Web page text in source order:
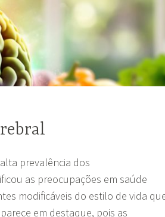
prevalência dos
as preocupações em saúde
modificáveis do estilo de vida
em destaque, pois as